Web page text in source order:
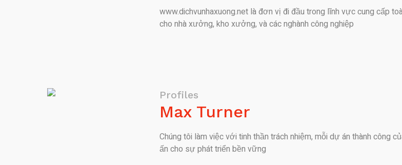
www.dichvunhaxuong.net là đơn vị đi đầu trong lĩnh vực cung cấp
cho nhà xưởng, kho xưởng, và các nghành công nghiệp
Profiles
Max Turner
Chúng tôi làm việc với tinh thần trách nhiệm, mỗi dự án thành công
ấn cho sự phát triển bền vững